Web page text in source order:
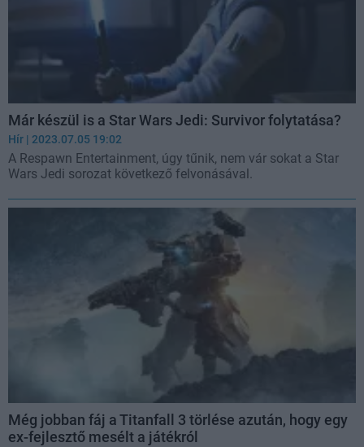
Már készül is a Star Wars Jedi: Survivor folytatása?
Hír | 2023.07.05 19:02
A Respawn Entertainment, úgy tűnik, nem vár sokat a Star
Wars Jedi sorozat következő felvonásával.
Még jobban fáj a Titanfall 3 törlése azután, hogy egy
ex-fejlesztő mesélt a játékról